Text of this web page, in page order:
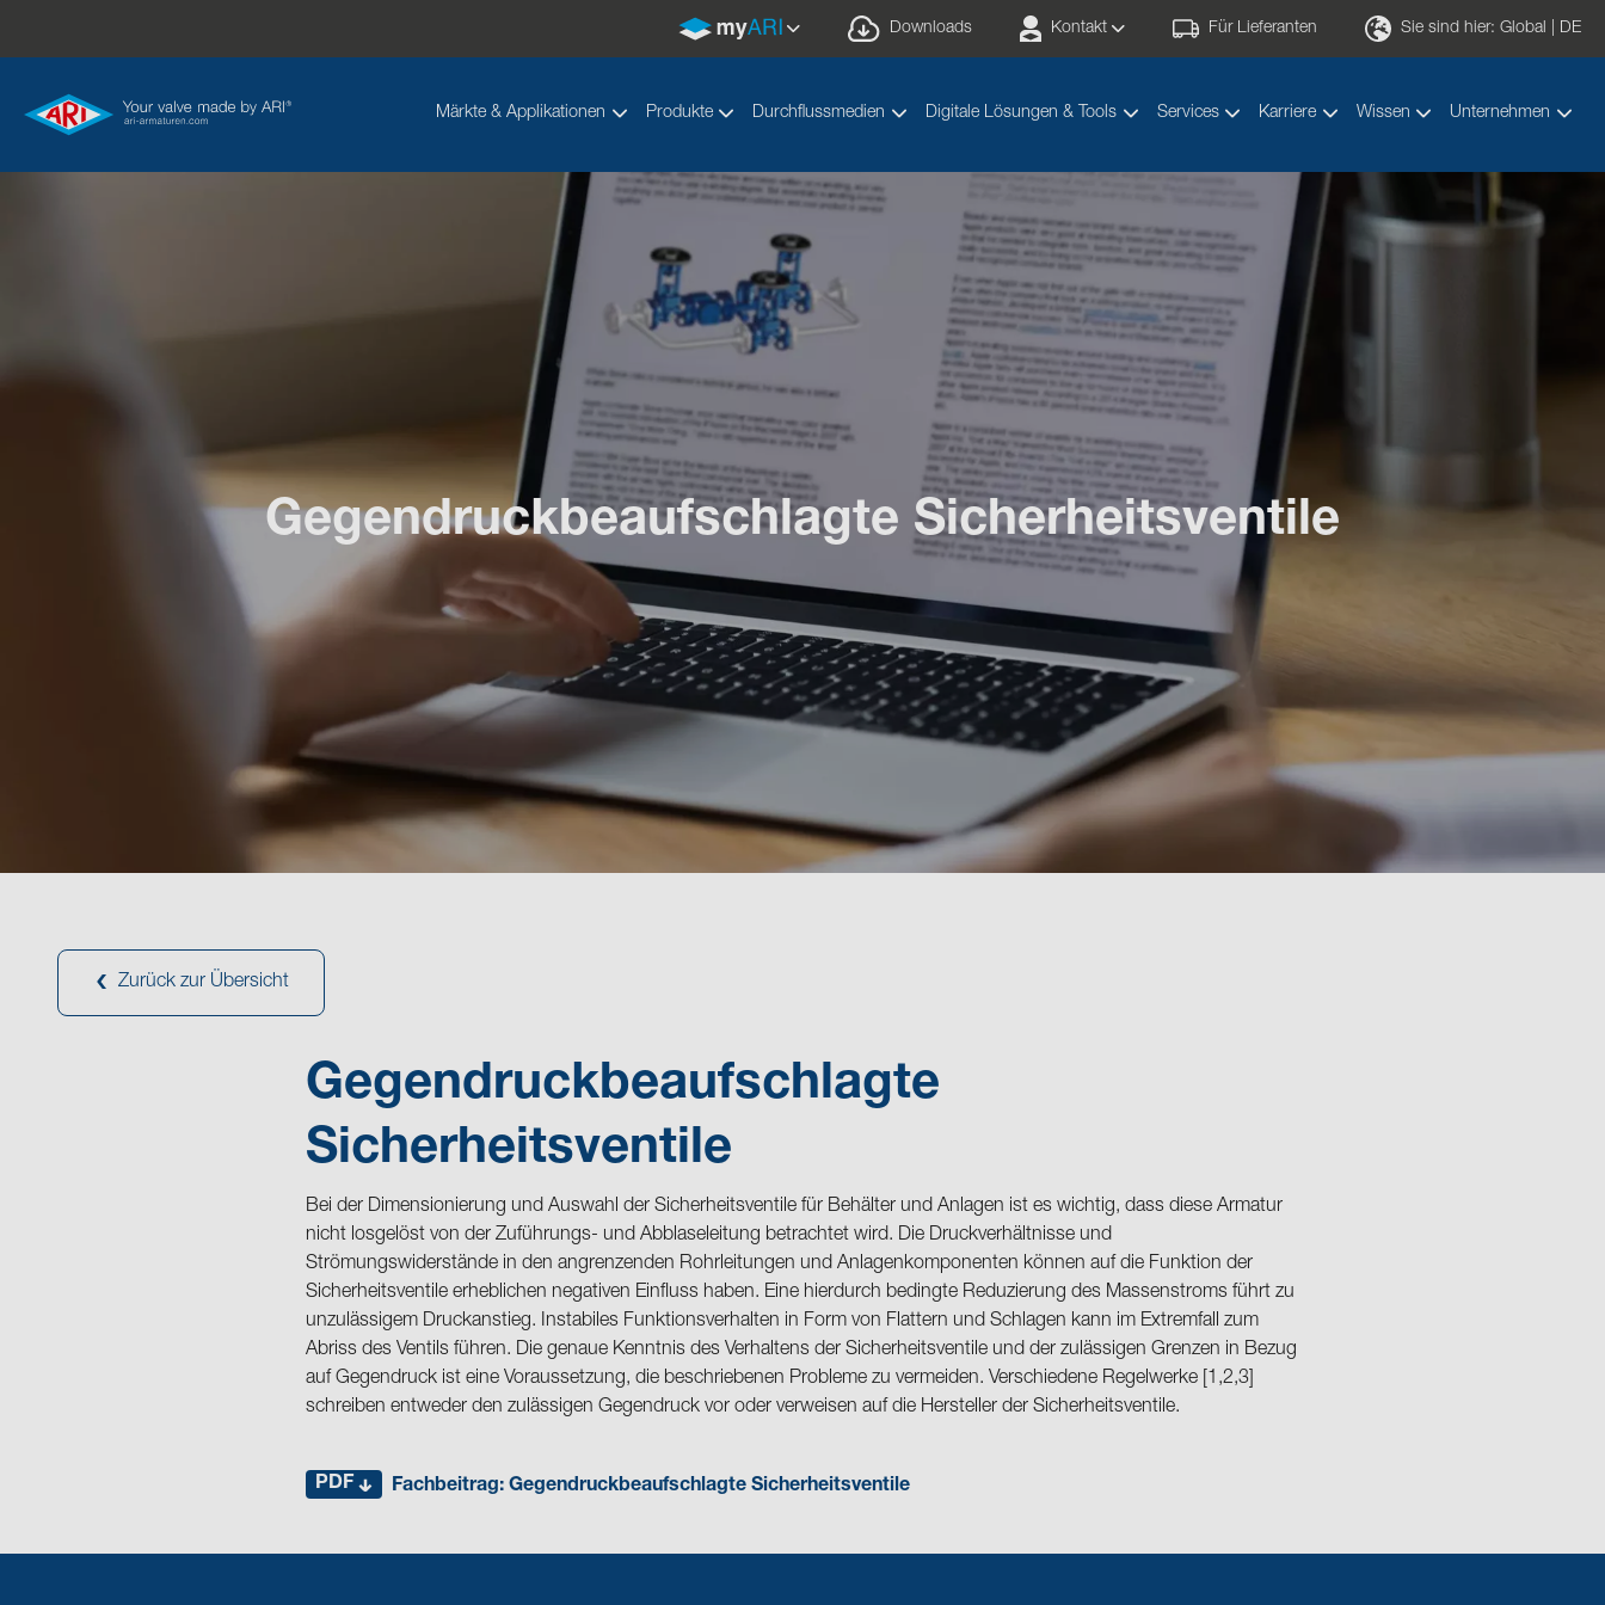
Downloads Kontakt Für Lieferanten Sie sind hier: Global | DE
Märkte & Applikationen Produkte Durchflussmedien Digitale Lösungen & Tools Services Karriere Wissen Unternehmen
Gegendruckbeaufschlagte Sicherheitsventile
Zurück zur Übersicht
Gegendruckbeaufschlagte
Sicherheitsventile
Bei der Dimensionierung und Auswahl der Sicherheitsventile für Behälter und Anlagen ist es wichtig, dass diese Armatur
nicht losgelöst von der Zuführungs- und Abblaseleitung betrachtet wird. Die Druckverhältnisse und
Strömungswiderstände in den angrenzenden Rohrleitungen und Anlagenkomponenten können auf die Funktion der
Sicherheitsventile erheblichen negativen Einfluss haben. Eine hierdurch bedingte Reduzierung des Massenstroms führt zu
unzulässigem Druckanstieg. Instabiles Funktionsverhalten in Form von Flattern und Schlagen kann im Extremfall zum
Abriss des Ventils führen. Die genaue Kenntnis des Verhaltens der Sicherheitsventile und der zulässigen Grenzen in Bezug
auf Gegendruck ist eine Voraussetzung, die beschriebenen Probleme zu vermeiden. Verschiedene Regelwerke [1,2,3]
schreiben entweder den zulässigen Gegendruck vor oder verweisen auf die Hersteller der Sicherheitsventile.
PDF Fachbeitrag: Gegendruckbeaufschlagte Sicherheitsventile